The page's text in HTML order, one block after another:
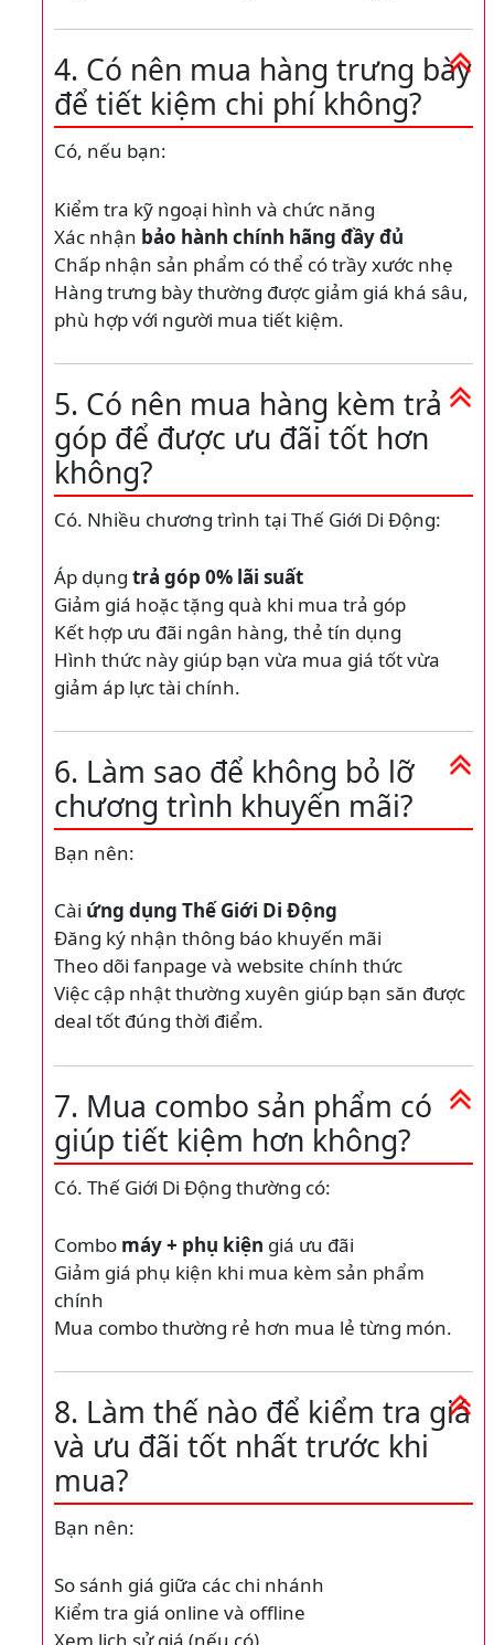
4. Có nên mua hàng trưng bày
để tiết kiệm chi phí không?
Có, nếu bạn:
Kiểm tra kỹ ngoại hình và chức năng
Xác nhận bảo hành chính hãng đầy đủ
Chấp nhận sản phẩm có thể có trầy xước nhẹ
Hàng trưng bày thường được giảm giá khá sâu,
phù hợp với người mua tiết kiệm.
5. Có nên mua hàng kèm trả
góp để được ưu đãi tốt hơn
không?
Có. Nhiều chương trình tại Thế Giới Di Động:
Áp dụng trả góp 0% lãi suất
Giảm giá hoặc tặng quà khi mua trả góp
Kết hợp ưu đãi ngân hàng, thẻ tín dụng
Hình thức này giúp bạn vừa mua giá tốt vừa
giảm áp lực tài chính.
6. Làm sao để không bỏ lỡ
chương trình khuyến mãi?
Bạn nên:
Cài ứng dụng Thế Giới Di Động
Đăng ký nhận thông báo khuyến mãi
Theo dõi fanpage và website chính thức
Việc cập nhật thường xuyên giúp bạn săn được
deal tốt đúng thời điểm.
7. Mua combo sản phẩm có
giúp tiết kiệm hơn không?
Có. Thế Giới Di Động thường có:
Combo máy + phụ kiện giá ưu đãi
Giảm giá phụ kiện khi mua kèm sản phẩm
chính
Mua combo thường rẻ hơn mua lẻ từng món.
8. Làm thế nào để kiểm tra giá
và ưu đãi tốt nhất trước khi
mua?
Bạn nên:
So sánh giá giữa các chi nhánh
Kiểm tra giá online và offline